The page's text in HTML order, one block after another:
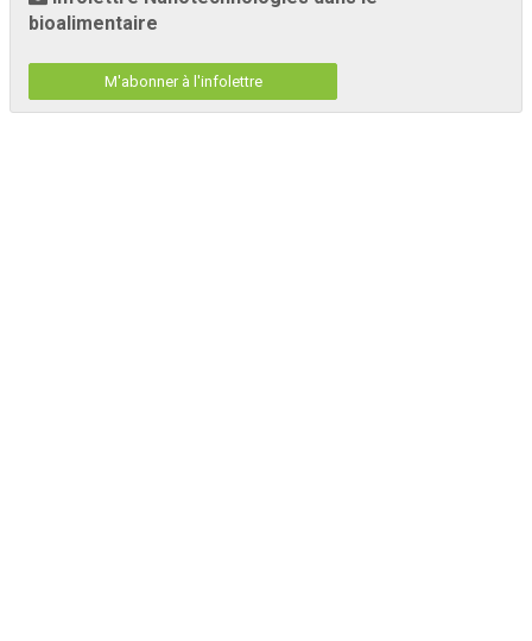
bioalimentaire
M'abonner à l'infolettre